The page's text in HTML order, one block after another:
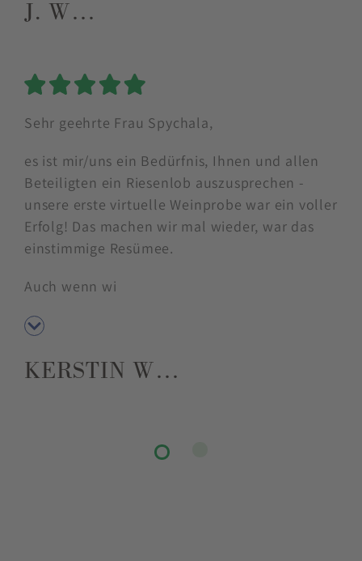
J. W…
Sehr geehrte Frau Spychala,
es ist mir/uns ein Bedürfnis, Ihnen und allen
Beteiligten ein Riesenlob auszusprechen -
unsere erste virtuelle Weinprobe war ein voller
Erfolg! Das machen wir mal wieder, war das
einstimmige Resümee.
Auch wenn wi
KERSTIN W…